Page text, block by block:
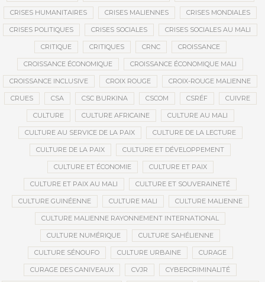
CRISES HUMANITAIRES CRISES MALIENNES CRISES MONDIALES
CRISES POLITIQUES CRISES SOCIALES CRISES SOCIALES AU MALI
CRITIQUE CRITIQUES CRNC CROISSANCE
CROISSANCE ÉCONOMIQUE CROISSANCE ÉCONOMIQUE MALI
CROISSANCE INCLUSIVE CROIX ROUGE CROIX-ROUGE MALIENNE
CRUES CSA CSC BURKINA CSCOM CSRÉF CUIVRE
CULTURE CULTURE AFRICAINE CULTURE AU MALI
CULTURE AU SERVICE DE LA PAIX CULTURE DE LA LECTURE
CULTURE DE LA PAIX CULTURE ET DÉVELOPPEMENT
CULTURE ET ÉCONOMIE CULTURE ET PAIX
CULTURE ET PAIX AU MALI CULTURE ET SOUVERAINETÉ
CULTURE GUINÉENNE CULTURE MALI CULTURE MALIENNE
CULTURE MALIENNE RAYONNEMENT INTERNATIONAL
CULTURE NUMÉRIQUE CULTURE SAHÉLIENNE
CULTURE SÉNOUFO CULTURE URBAINE CURAGE
CURAGE DES CANIVEAUX CVJR CYBERCRIMINALITÉ